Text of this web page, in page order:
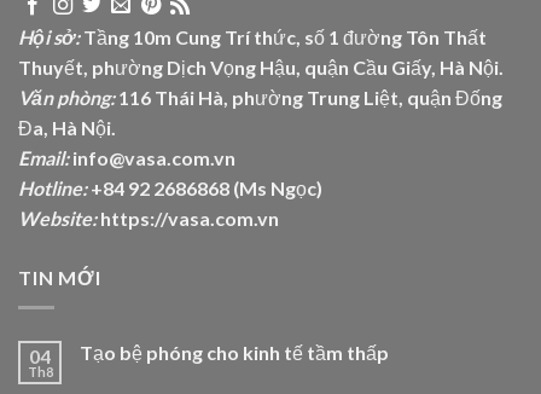
Hội sở:Tầng 10m Cung Trí thức, số 1 đường Tôn Thất
Thuyết, phường Dịch Vọng Hậu, quận Cầu Giấy, Hà Nội.
Văn phòng:116 Thái Hà, phường Trung Liệt, quận Đống
Đa, Hà Nội.
Email:info@vasa.com.vn
Hotline:+84 92 2686868 (Ms Ngọc)
Website: https://vasa.com.vn
TIN MỚI
04
Th8
Tạo bệ phóng cho kinh tế tầm thấp